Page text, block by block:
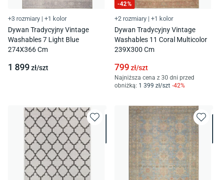
+3 rozmiary | +1 kolor
Dywan Tradycyjny Vintage
Washables 7 Light Blue
274X366 Cm
1 899zł/szt
-42%
+2 rozmiary | +1 kolor
Dywan Tradycyjny Vintage
Washables 11 Coral Multicolor
239X300 Cm
799zł/szt
Najniższa cena z 30 dni przed
obniżką: 1 399 zł/szt -42%